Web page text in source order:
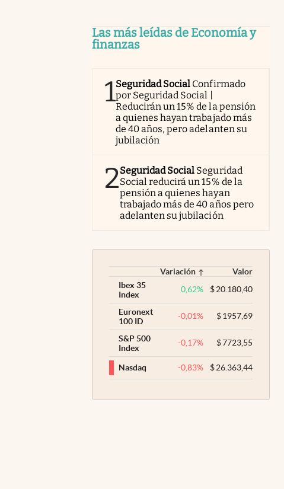
Las más leídas de Economía y
finanzas
1Seguridad Social Confirmado
por Seguridad Social |
Reducirán un 15% de la pensión
a quienes hayan trabajado más
de 40 años, pero adelanten su
jubilación
2Seguridad Social Seguridad
Social reducirá un 15% de la
pensión a quienes hayan
trabajado más de 40 años pero
adelanten su jubilación
Variación
Valor
Ibex 35
Index
0,62% $20.180,40
Euronext
100 ID
-0,01% $1957,69
S&P 500
Index
-0,17% $7723,55
Nasdaq -0,83% $26.363,44